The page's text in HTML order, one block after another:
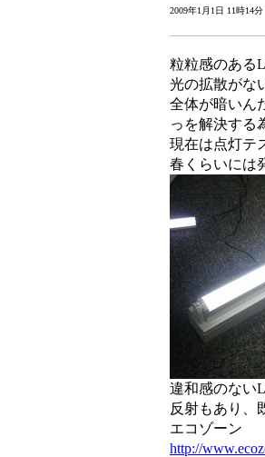
2009年1月1日 11時14分
粒粒感のある
光の拡散がな
全体が暗いん
っを解決する
現在は点灯テ
春くらいには
違和感のない
反射もあり、
エコゾーン
http://